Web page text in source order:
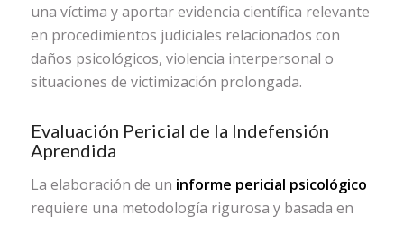
una víctima y aportar evidencia científica relevante
en procedimientos judiciales relacionados con
daños psicológicos, violencia interpersonal o
situaciones de victimización prolongada.
Evaluación Pericial de la Indefensión
Aprendida
La elaboración de un informe pericial psicológico
requiere una metodología rigurosa y basada en